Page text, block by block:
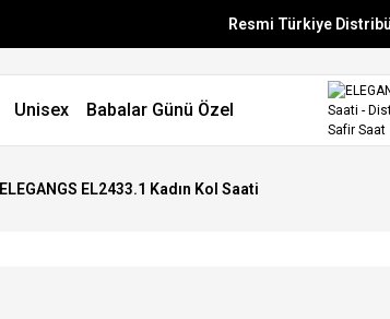
Resmi Türkiye
Aynı
Unisex Babalar Günü Özel
ELEGANGS EL2433.1 Kadın Kol Saati